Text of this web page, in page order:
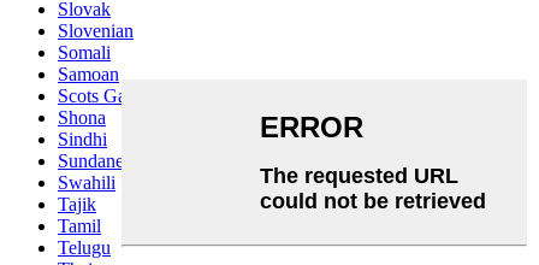
Slovak
Slovenian
Somali
Samoan
Scots Gaelic
Shona
Sindhi
Sundanese
Swahili
Tajik
Tamil
Telugu